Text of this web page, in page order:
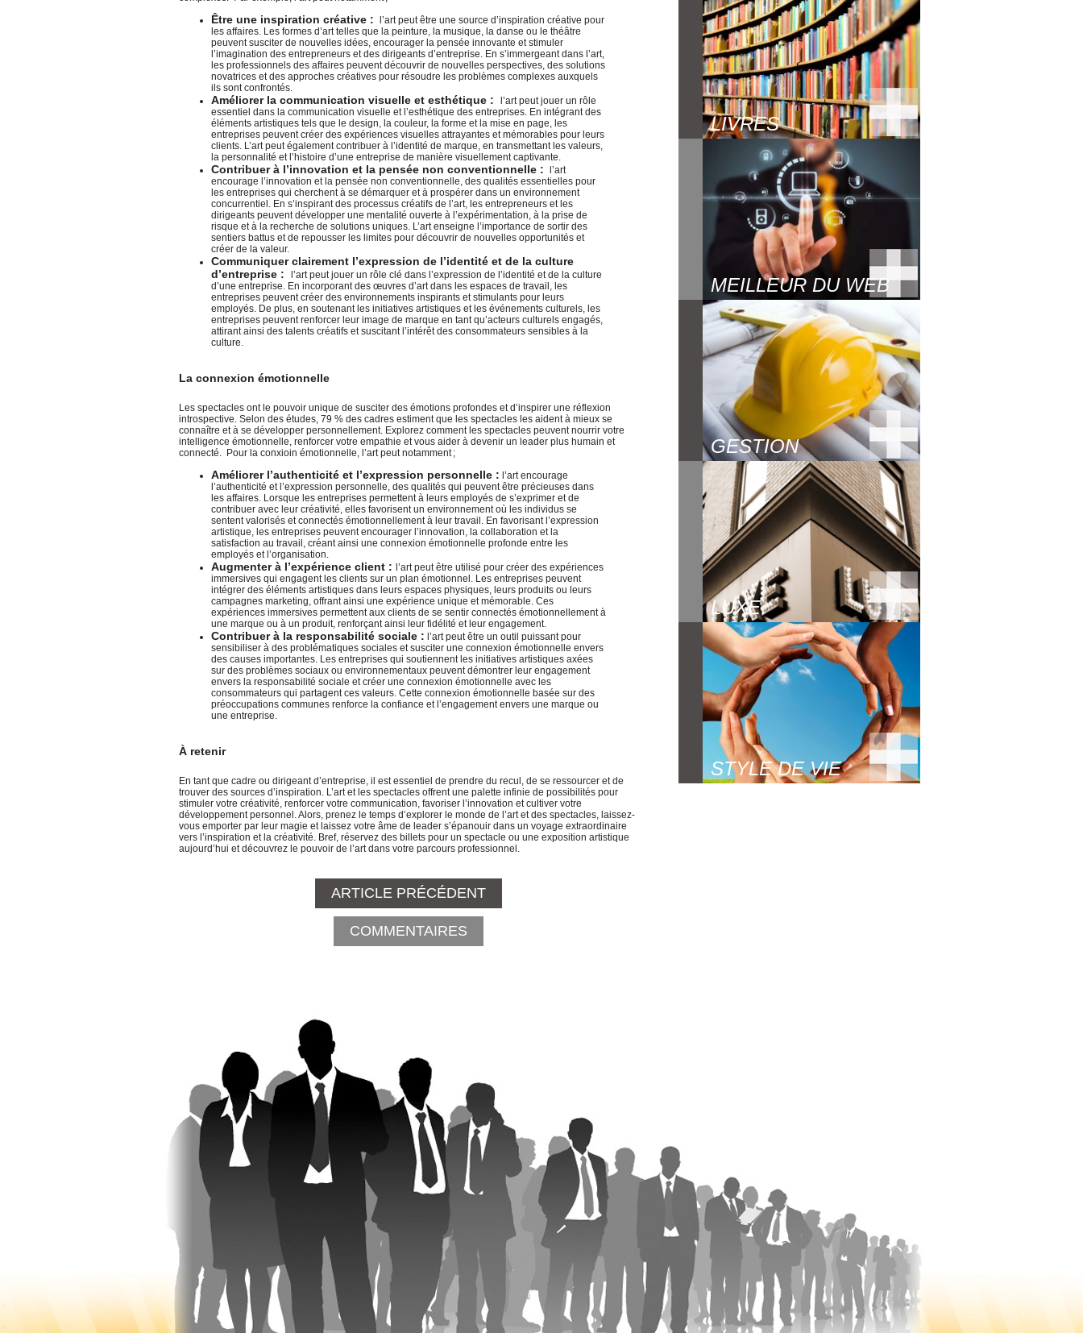
Être une inspiration créative :
l’art peut être une source d’inspiration créative pour
les affaires. Les formes d’art telles que la peinture, la musique, la danse ou le théâtre
peuvent susciter de nouvelles idées, encourager la pensée innovante et stimuler
l’imagination des entrepreneurs et des dirigeants d’entreprise. En s’immergeant dans l’art,
les professionnels des affaires peuvent découvrir de nouvelles perspectives, des solutions
novatrices et des approches créatives pour résoudre les problèmes complexes auxquels
ils sont confrontés.
Améliorer la communication visuelle et esthétique :
l’art peut jouer un rôle
essentiel dans la communication visuelle et l’esthétique des entreprises. En intégrant des
éléments artistiques tels que le design, la couleur, la forme et la mise en page, les
entreprises peuvent créer des expériences visuelles attrayantes et mémorables pour leurs
clients. L’art peut également contribuer à l’identité de marque, en transmettant les valeurs,
la personnalité et l’histoire d’une entreprise de manière visuellement captivante.
Contribuer à l’innovation et la pensée non conventionnelle :
l’art
encourage l’innovation et la pensée non conventionnelle, des qualités essentielles pour
les entreprises qui cherchent à se démarquer et à prospérer dans un environnement
concurrentiel. En s’inspirant des processus créatifs de l’art, les entrepreneurs et les
dirigeants peuvent développer une mentalité ouverte à l’expérimentation, à la prise de
risque et à la recherche de solutions uniques. L’art enseigne l’importance de sortir des
sentiers battus et de repousser les limites pour découvrir de nouvelles opportunités et
créer de la valeur.
Communiquer clairement l’expression de l’identité et de la culture
d’entreprise :
l’art peut jouer un rôle clé dans l’expression de l’identité et de la culture
d’une entreprise. En incorporant des œuvres d’art dans les espaces de travail, les
entreprises peuvent créer des environnements inspirants et stimulants pour leurs
employés. De plus, en soutenant les initiatives artistiques et les événements culturels, les
entreprises peuvent renforcer leur image de marque en tant qu’acteurs culturels engagés,
attirant ainsi des talents créatifs et suscitant l’intérêt des consommateurs sensibles à la
culture.
La connexion émotionnelle
Les spectacles ont le pouvoir unique de susciter des émotions profondes et d’inspirer une réflexion
introspective. Selon des études, 79 % des cadres estiment que les spectacles les aident à mieux se
connaître et à se développer personnellement. Explorez comment les spectacles peuvent nourrir votre
intelligence émotionnelle, renforcer votre empathie et vous aider à devenir un leader plus humain et
connecté. Pour la conxioin émotionnelle, l’art peut notamment ;
Améliorer l’authenticité et l’expression personnelle : l’art encourage
l’authenticité et l’expression personnelle, des qualités qui peuvent être précieuses dans
les affaires. Lorsque les entreprises permettent à leurs employés de s’exprimer et de
contribuer avec leur créativité, elles favorisent un environnement où les individus se
sentent valorisés et connectés émotionnellement à leur travail. En favorisant l’expression
artistique, les entreprises peuvent encourager l’innovation, la collaboration et la
satisfaction au travail, créant ainsi une connexion émotionnelle profonde entre les
employés et l’organisation.
Augmenter à l’expérience client : l’art peut être utilisé pour créer des expériences
immersives qui engagent les clients sur un plan émotionnel. Les entreprises peuvent
intégrer des éléments artistiques dans leurs espaces physiques, leurs produits ou leurs
campagnes marketing, offrant ainsi une expérience unique et mémorable. Ces
expériences immersives permettent aux clients de se sentir connectés émotionnellement à
une marque ou à un produit, renforçant ainsi leur fidélité et leur engagement.
Contribuer à la responsabilité sociale : l’art peut être un outil puissant pour
sensibiliser à des problématiques sociales et susciter une connexion émotionnelle envers
des causes importantes. Les entreprises qui soutiennent les initiatives artistiques axées
sur des problèmes sociaux ou environnementaux peuvent démontrer leur engagement
envers la responsabilité sociale et créer une connexion émotionnelle avec les
consommateurs qui partagent ces valeurs. Cette connexion émotionnelle basée sur des
préoccupations communes renforce la confiance et l’engagement envers une marque ou
une entreprise.
À retenir
En tant que cadre ou dirigeant d’entreprise, il est essentiel de prendre du recul, de se ressourcer et de
trouver des sources d’inspiration. L’art et les spectacles offrent une palette infinie de possibilités pour
stimuler votre créativité, renforcer votre communication, favoriser l’innovation et cultiver votre
développement personnel. Alors, prenez le temps d’explorer le monde de l’art et des spectacles, laissez-
vous emporter par leur magie et laissez votre âme de leader s’épanouir dans un voyage extraordinaire
vers l’inspiration et la créativité. Bref, réservez des billets pour un spectacle ou une exposition artistique
aujourd’hui et découvrez le pouvoir de l’art dans votre parcours professionnel.
ARTICLE PRÉCÉDENT
COMMENTAIRES
LIVRES
MEILLEUR DU WEB
GESTION
LUXE
STYLE DE VIE